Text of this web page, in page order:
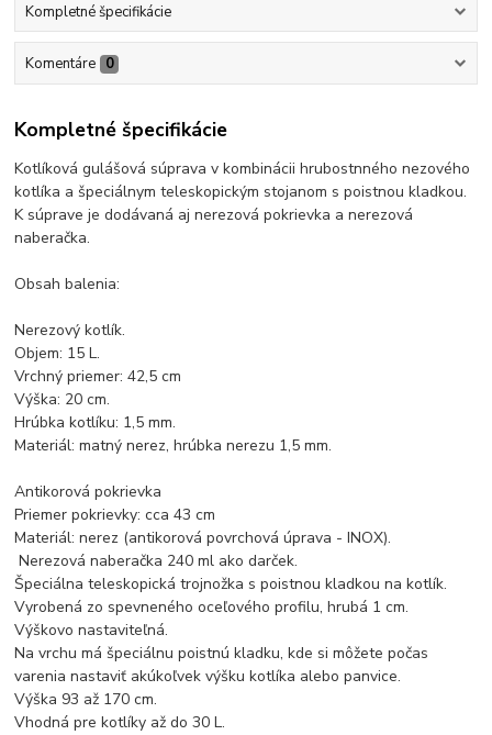
Kompletné špecifikácie
Komentáre 0
Kompletné špecifikácie
Kotlíková gulášová súprava v kombinácii hrubostnného nezového
kotlíka a špeciálnym teleskopickým stojanom s poistnou kladkou.
K súprave je dodávaná aj nerezová pokrievka a nerezová
naberačka.
Obsah balenia:
Nerezový kotlík.
Objem: 15 L.
Vrchný priemer: 42,5 cm
Výška: 20 cm.
Hrúbka kotlíku: 1,5 mm.
Materiál: matný nerez, hrúbka nerezu 1,5 mm.
Antikorová pokrievka
Priemer pokrievky: cca 43 cm
Materiál: nerez (antikorová povrchová úprava - INOX).
Nerezová naberačka 240 ml ako darček.
Špeciálna teleskopická trojnožka s poistnou kladkou na kotlík.
Vyrobená zo spevneného oceľového profilu, hrubá 1 cm.
Výškovo nastaviteľná.
Na vrchu má špeciálnu poistnú kladku, kde si môžete počas
varenia nastaviť akúkoľvek výšku kotlíka alebo panvice.
Výška 93 až 170 cm.
Vhodná pre kotlíky až do 30 L.